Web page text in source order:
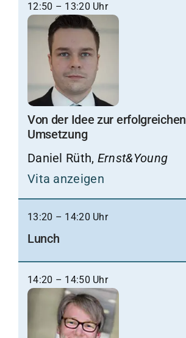
12:50 – 13:20 Uhr
Von der Idee zur erfolgreichen
Umsetzung
Daniel Rüth, Ernst&Young
Vita anzeigen
13:20 – 14:20 Uhr
Lunch
14:20 – 14:50 Uhr